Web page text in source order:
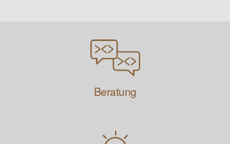
Beratung